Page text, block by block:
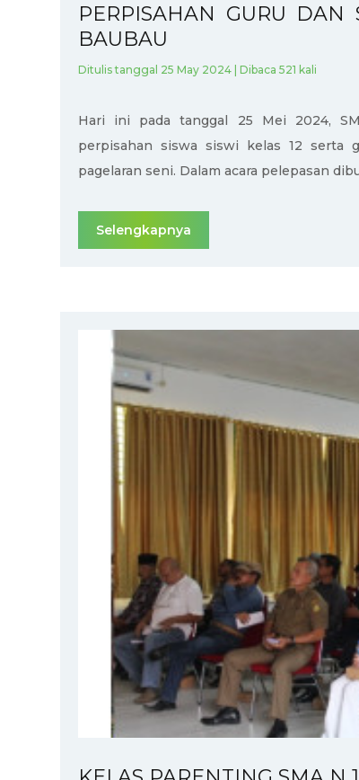
PERPISAHAN GURU DAN
BAUBAU
Ditulis tanggal 25 May 2024 | Dibaca 521 kali
Hari ini pada tanggal 25 Mei 2024,
perpisahan siswa siswi kelas 12 serta
pagelaran seni. Dalam acara pelepasan
Selengkapnya